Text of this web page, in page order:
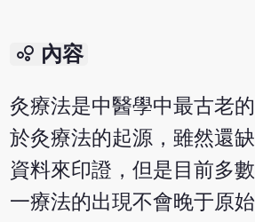
bubble_chart 內容
灸療法是中醫學中最古老
於灸療法的起源，雖然還
資料來印證，但是目前多
一療法的出現不會晚于原